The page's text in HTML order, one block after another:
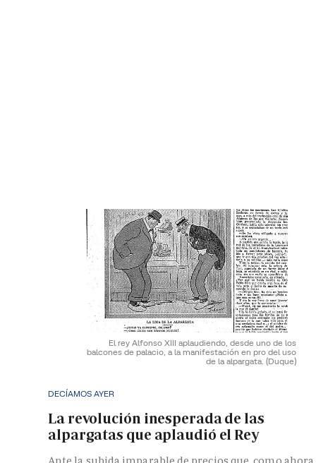
El rey Alfonso XIII aplaudiendo, desde uno de los
balcones de palacio, a la manifestación en pro del uso
de la alpargata. (Duque)
DECÍAMOS AYER
La revolución inesperada de las
alpargatas que aplaudió el Rey